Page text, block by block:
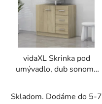
vidaXL Skrinka pod
umývadlo, dub sonoma
kompozitné drevo
Skladom. Dodáme do 5-7